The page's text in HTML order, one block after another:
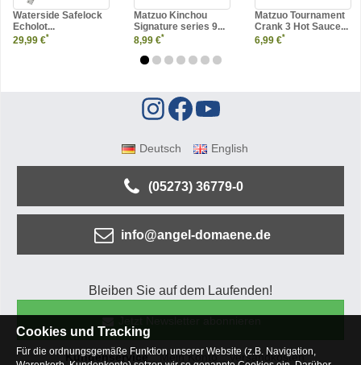
Waterside Safelock
Echolot...
29,99 €*
Matzuo Kinchou
Signature series 9...
8,99 €*
Matzuo Tournament
Crank 3 Hot Sauce...
6,99 €*
Deutsch English
(05273) 36779-0
info@angel-domaene.de
Bleiben Sie auf dem Laufenden!
Kundenservice Mein Konto Versandkosten
Cookies und Tracking
Für die ordnungsgemäße Funktion unserer Website (z.B. Navigation,